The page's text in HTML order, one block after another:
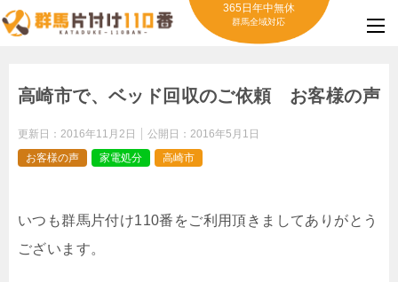
365日年中無休
群馬全域対応
高崎市で、ベッド回収のご依頼 お客様の声
更新日： 2016年11月2日 公開日： 2016年5月1日
お客様の声
家電処分 高崎市
いつも群馬片付け110番をご利用頂きましてありがとう
ございます。